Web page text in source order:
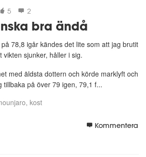
5 2
bra ändå
78,8 igår kändes det lite som att jag brutit
vikten sjunker, håller i sig.
med äldsta dottern och körde marklyft och
tillbaka på över 79 igen, 79,1 f...
kost
Kommentera